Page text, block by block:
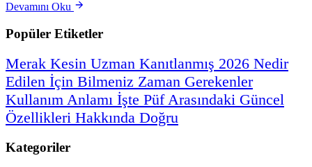
Devamını Oku
Popüler Etiketler
Merak Kesin Uzman Kanıtlanmış 2026 Nedir
Edilen İçin Bilmeniz Zaman Gerekenler
Kullanım Anlamı İşte Püf Arasındaki Güncel
Özellikleri Hakkında Doğru
Kategoriler